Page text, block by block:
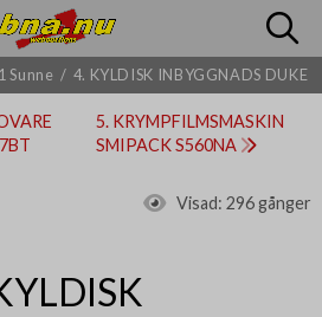
Sunne / 4. KYLDISK INBYGGNADS DUKE
5. KRYMPFILMSMASKIN
SMIPACK S560NA
Visad: 296 gånger